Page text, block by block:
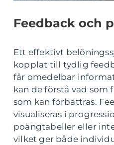
Feedback och
Ett effektivt
kopplat till tydlig
får omedelbar
kan de förstå vad som
som kan förbättras.
visualiseras i
poängtabeller eller
vilket ger både